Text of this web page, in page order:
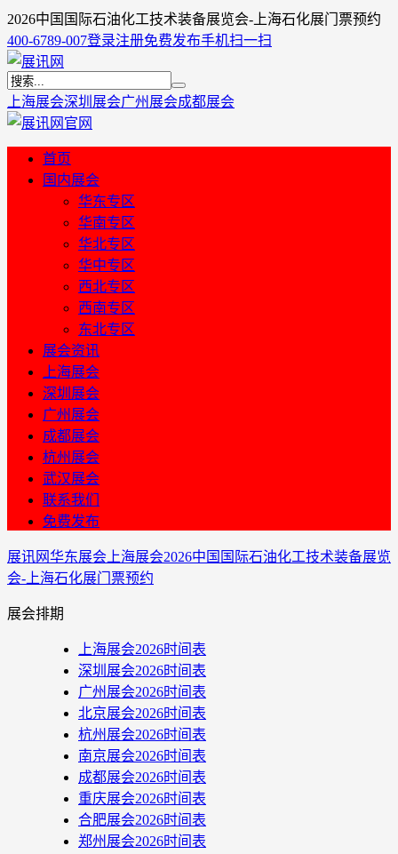
2026中国国际石油化工技术装备展览会-上海石化展门票预约
400-6789-007登录注册免费发布手机扫一扫
上海展会深圳展会广州展会成都展会
首页
国内展会
华东专区
华南专区
华北专区
华中专区
西北专区
西南专区
东北专区
展会资讯
上海展会
深圳展会
广州展会
成都展会
杭州展会
武汉展会
联系我们
免费发布
展讯网华东展会 上海展会2026中国国际石油化工技术装备展览
会-上海石化展门票预约
展会排期
上海展会2026时间表
深圳展会2026时间表
广州展会2026时间表
北京展会2026时间表
杭州展会2026时间表
南京展会2026时间表
成都展会2026时间表
重庆展会2026时间表
合肥展会2026时间表
郑州展会2026时间表